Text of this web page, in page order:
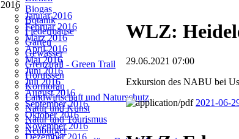
Biogas
Botanik
Fledermäuse
Garten
Gewässer
Grenztrail - Green Trail
Hornissen
Kormoran
Landwirtschaft und Naturschutz
Natur und Kunst
Natur und Tourismus
Neubürger
2016
Januar 2016
Februar 2016
März 2016
April 2016
Mai 2016
Juni 2016
Juli 2016
August 2016
September 2016
Oktober 2016
November 2016
Dezember 2016
WLZ:
29.06.2021 07:00
Exkursion des NABU bei
2021-06-